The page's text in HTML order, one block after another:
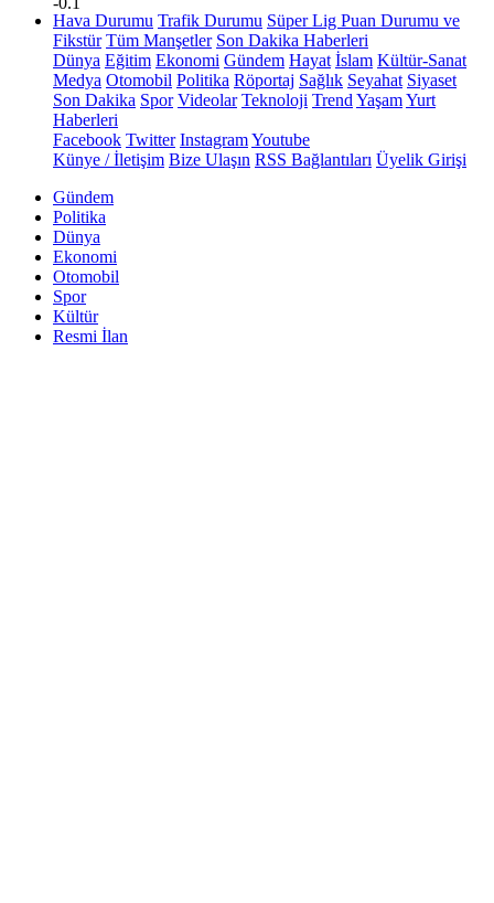
Hava Durumu Trafik Durumu Süper Lig Puan Durumu ve
Fikstür Tüm Manşetler Son Dakika Haberleri
Dünya Eğitim Ekonomi Gündem Hayat İslam Kültür-Sanat
Medya Otomobil Politika Röportaj Sağlık Seyahat Siyaset
Son Dakika Spor Videolar Teknoloji Trend YaşamYurt
Haberleri
Facebook Twitter InstagramYoutube
Künye / İletişim Bize Ulaşın RSS Bağlantıları Üyelik Girişi
Gündem
Politika
Dünya
Ekonomi
Otomobil
Spor
Kültür
Resmi İlan